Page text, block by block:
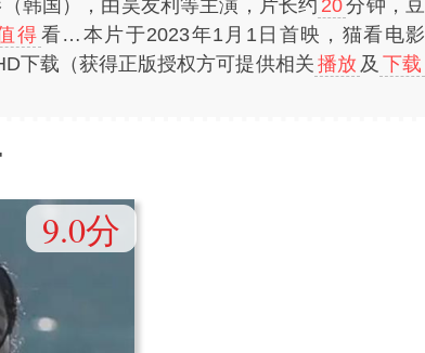
韩国），由吴友利等主演，片长约 20分钟，豆
得 看…本片于2023年1月1日首映，猫看电影
下载（获得正版授权方可提供相关 播放 及 下载
9.0分